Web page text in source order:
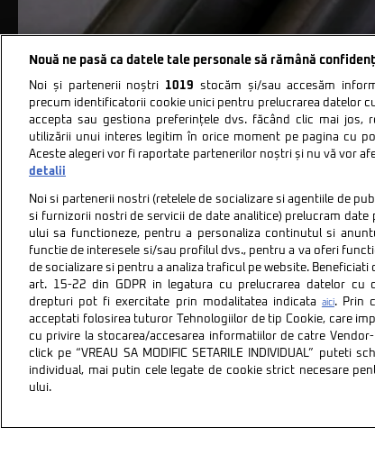
Politica de
Nouă ne pasă ca datele tale personale să rămână
Noi și partenerii noștri 1019 stocăm și/sau accesăm
precum identificatorii cookie unici pentru prelucrarea datelor
accepta sau gestiona preferințele dvs. făcând clic mai jos,
utilizării unui interes legitim în orice moment pe pagina cu
Aceste alegeri vor fi raportate partenerilor noștri și nu vă vor
detalii
Noi si partenerii nostri (retelele de socializare si agentiile de
si furnizorii nostri de servicii de date analitice) prelucram date
ului sa functioneze, pentru a personaliza continutul si
functie de interesele si/sau profilul dvs., pentru a va oferi
de socializare si pentru a analiza traficul pe website.
art. 15-22 din GDPR in legatura cu prelucrarea datelor cu
drepturi pot fi exercitate prin modalitatea indicata
aici. Prin
acceptati folosirea tuturor Tehnologiilor de tip Cookie, care
cu privire la stocarea/accesarea informatiilor de catre
click pe “VREAU SA MODIFIC SETARILE INDIVIDUAL” puteti
individual, mai putin cele legate de cookie strict necesare
ului.